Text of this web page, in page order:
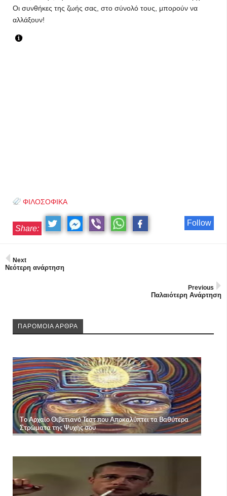
Οι συνθήκες της ζωής σας, στο σύνολό τους, μπορούν να
αλλάξουν!
ΦΙΛΟΣΟΦΙΚΑ
Follow
Share:
Next
Νεότερη ανάρτηση
Previous
Παλαιότερη Ανάρτηση
ΠΑΡΟΜΟΙΑ ΑΡΘΡΑ